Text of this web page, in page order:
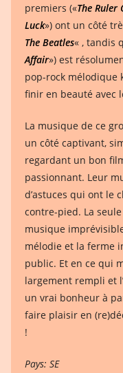
premiers («The Ruler
Luck») ont un côté
The Beatles« , tandis
Affair») est
pop-rock mélodique
finir en beauté avec
La musique de ce
un côté captivant,
regardant un bon
passionnant. Leur
d’astuces qui ont le
contre-pied. La
musique
mélodie et la ferme
public. Et en ce qui
largement rempli et
un vrai bonheur à
faire plaisir en
!
Pays: SE